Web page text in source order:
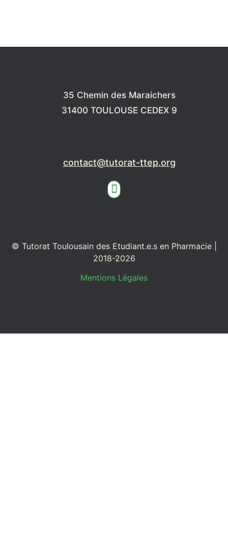
35 Chemin des Maraichers
31400 TOULOUSE CEDEX 9
contact@tutorat-ttep.org
© Tutorat Toulousain des Etudiant.e.s en Pharmacie |
2018-2026
Mentions Légales